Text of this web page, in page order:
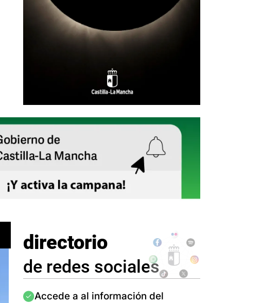
directorio
de redes sociales
Imagen
Accede a al información del